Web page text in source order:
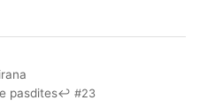
pasdites↩ #23